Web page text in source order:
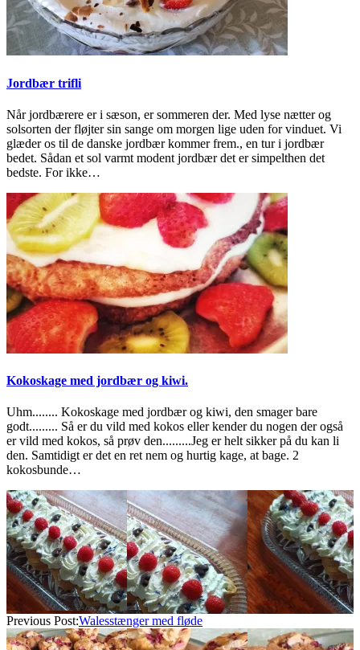
Jordbær trifli
Når jordbærere er i sæson, er sommeren der. Med lyse nætter og
solsorten der fløjter sin sange om morgen lige uden for vinduet. Vi
glæder os til de danske jordbær kommer frem., en tur i jordbær
bedet. Sådan et sol varmt modent jordbær det er simpelthen det
bedste. For ikke…
Kokoskage med jordbær og kiwi.
Uhm........ Kokoskage med jordbær og kiwi, den smager bare
godt......... Så er du vild med kokos eller kender du nogen der også
er vild med kokos, så prøv den.........Jeg er helt sikker på du kan li
den. Samtidigt er det en ret nem og hurtig kage, at bage. 2
kokosbunde…
2026-
05-
25
Previous Post:Walesstænger med fløde